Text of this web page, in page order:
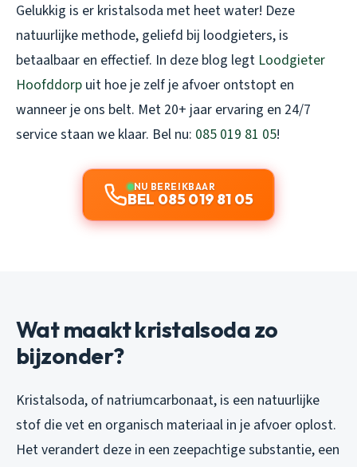
Gelukkig is er kristalsoda met heet water! Deze
natuurlijke methode, geliefd bij loodgieters, is
betaalbaar en effectief. In deze blog legt Loodgieter
Hoofddorp uit hoe je zelf je afvoer ontstopt en
wanneer je ons belt. Met 20+ jaar ervaring en 24/7
service staan we klaar. Bel nu: 085 019 81 05!
NU BEREIKBAAR
BEL 085 019 81 05
Wat maakt kristalsoda zo
bijzonder?
Kristalsoda, of natriumcarbonaat, is een natuurlijke
stof die vet en organisch materiaal in je afvoer oplost.
Het verandert deze in een zeepachtige substantie, een